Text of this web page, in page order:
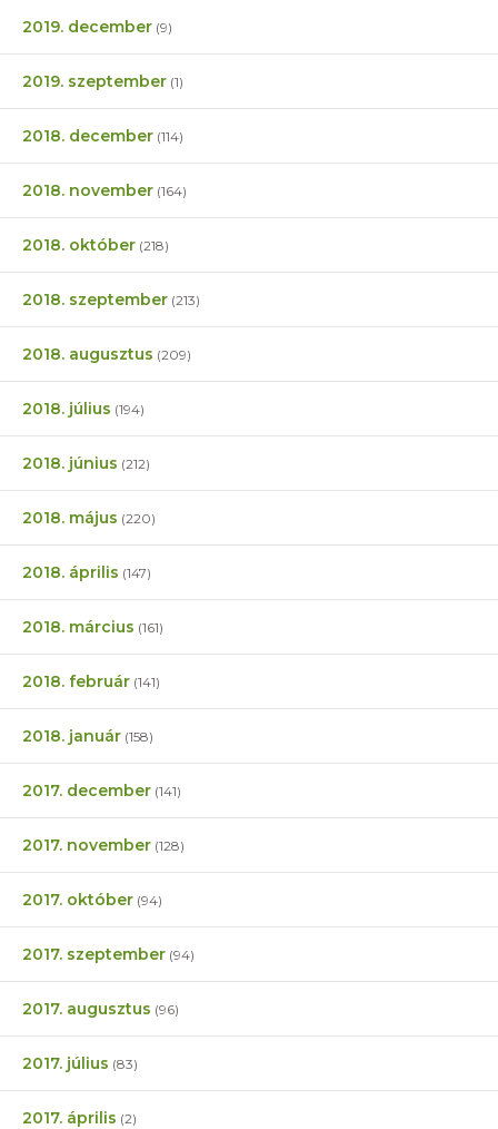
2019. december (9)
2019. szeptember (1)
2018. december (114)
2018. november (164)
2018. október (218)
2018. szeptember (213)
2018. augusztus (209)
2018. július (194)
2018. június (212)
2018. május (220)
2018. április (147)
2018. március (161)
2018. február (141)
2018. január (158)
2017. december (141)
2017. november (128)
2017. október (94)
2017. szeptember (94)
2017. augusztus (96)
2017. július (83)
2017. április (2)